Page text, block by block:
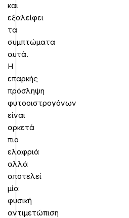
και
εξαλείφει
τα
συμπτώματα
αυτά.
Η
επαρκής
πρόσληψη
φυτοοιστρογόνων
είναι
αρκετά
πιο
ελαφριά
αλλά
αποτελεί
μία
φυσική
αντιμετώπιση